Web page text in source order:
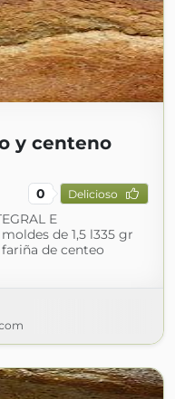
y centeno
0 Delicioso
E
de 1,5 l335 gr
de centeo